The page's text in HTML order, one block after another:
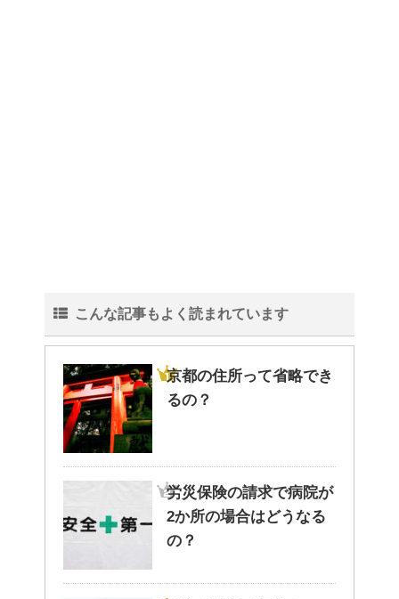
こんな記事もよく読まれています
京都の住所って省略でき
るの？
労災保険の請求で病院が
2か所の場合はどうなる
の？